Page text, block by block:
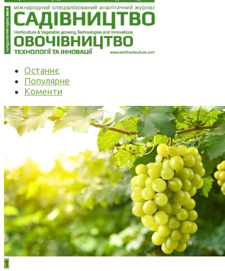
Останнє
Популярне
Коменти
1